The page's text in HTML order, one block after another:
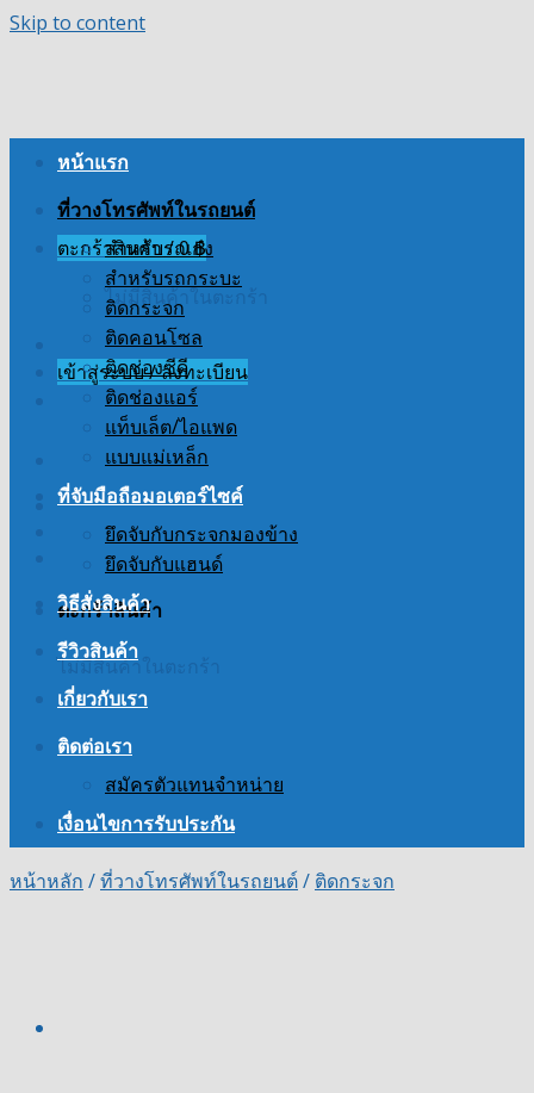
Skip to content
ตะกร้าสินค้า /0฿
ไม่มีสินค้าในตะกร้า
เข้าสู่ระบบ / ลงทะเบียน
ตะกร้าสินค้า
ไม่มีสินค้าในตะกร้า
หน้าแรก
ที่วางโทรศัพท์ในรถยนต์
สำหรับรถเก๋ง
สำหรับรถกระบะ
ติดกระจก
ติดคอนโซล
ติดช่องซีดี
ติดช่องแอร์
แท็บเล็ต/ไอแพด
แบบแม่เหล็ก
ที่จับมือถือมอเตอร์ไซค์
ยึดจับกับกระจกมองข้าง
ยึดจับกับแฮนด์
วิธีสั่งสินค้า
รีวิวสินค้า
เกี่ยวกับเรา
ติดต่อเรา
สมัครตัวแทนจำหน่าย
เงื่อนไขการรับประกัน
หน้าหลัก /ที่วางโทรศัพท์ในรถยนต์/ ติดกระจก